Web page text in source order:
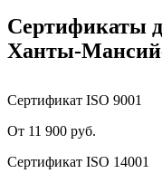
Сертификаты
Ханты-
Сертификат ISO 9001
От 11 900 руб.
Сертификат ISO 14001